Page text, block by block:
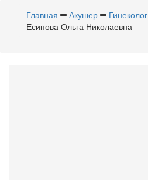
Главная
Акушер Гинеколог
Есипова Ольга Николаевна